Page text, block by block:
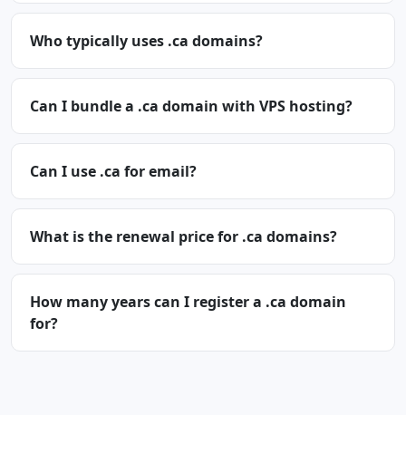
Who typically uses .ca domains?
Can I bundle a .ca domain with VPS hosting?
Can I use .ca for email?
What is the renewal price for .ca domains?
How many years can I register a .ca domain
for?